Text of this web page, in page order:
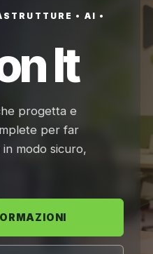
• AI •
It
progetta e
per far
modo sicuro,